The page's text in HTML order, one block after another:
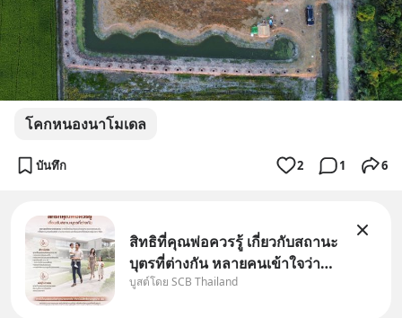
โคกหนองนาโมเดล
บันทึก 2 1 6
สิทธิที่คุณพ่อควรรู้ เกี่ยวกับสถานะ
บุตรที่ต่างกัน หลายคนเข้าใจว่า
"เมื่อเป็นลูกของพ่อและแม่ ก็ย่อม
บูสต์โดย SCB Thailand